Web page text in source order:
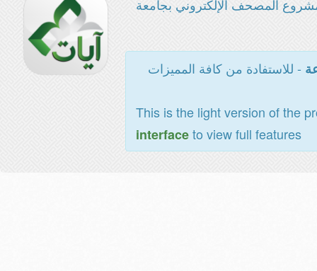
المصحف الإلكتروني بجامعة
- للاستفادة من كافة المميزات
This is the light version of the
interfaceto view full features